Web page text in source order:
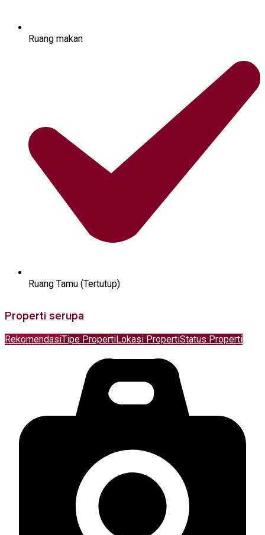
Ruang makan
Ruang Tamu (Tertutup)
Properti serupa
RekomendasiTipe PropertiLokasi PropertiStatus Properti